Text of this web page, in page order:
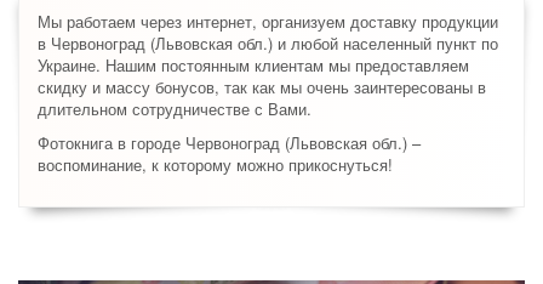
Мы работаем через интернет, организуем доставку продукции
в Червоноград (Львовская обл.) и любой населенный пункт по
Украине. Нашим постоянным клиентам мы предоставляем
скидку и массу бонусов, так как мы очень заинтересованы в
длительном сотрудничестве с Вами.
Фотокнига в городе Червоноград (Львовская обл.) –
воспоминание, к которому можно прикоснуться!